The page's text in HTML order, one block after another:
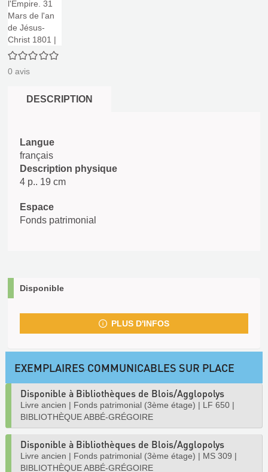
0/5
0 avis
DESCRIPTION
Langue
français
Description physique
4 p.. 19 cm
Espace
Fonds patrimonial
Disponible
PLUS D'INFOS
EXEMPLAIRES COMMUNICABLES SUR PLACE
Disponible à Bibliothèques de Blois/Agglopolys
Livre ancien | Fonds patrimonial (3ème étage) | LF 650 |
BIBLIOTHÈQUE ABBÉ-GRÉGOIRE
Disponible à Bibliothèques de Blois/Agglopolys
Livre ancien | Fonds patrimonial (3ème étage) | MS 309 |
BIBLIOTHÈQUE ABBÉ-GRÉGOIRE